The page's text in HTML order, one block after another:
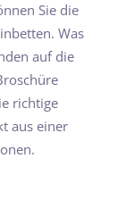
Sie die
Was
auf die
richtige
aus einer